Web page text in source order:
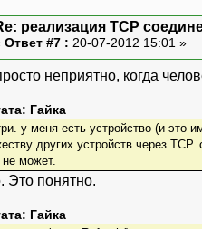
public void
{
foreach (
{
.Start
}
}
=
try
.
(
catch
реализация TCP
Ответ #7 : 20-07-2012 15:01 »
неприятно, когда
Гайка
у меня есть устройство (и это
других устройств через
может.
Это понятно.
Гайка